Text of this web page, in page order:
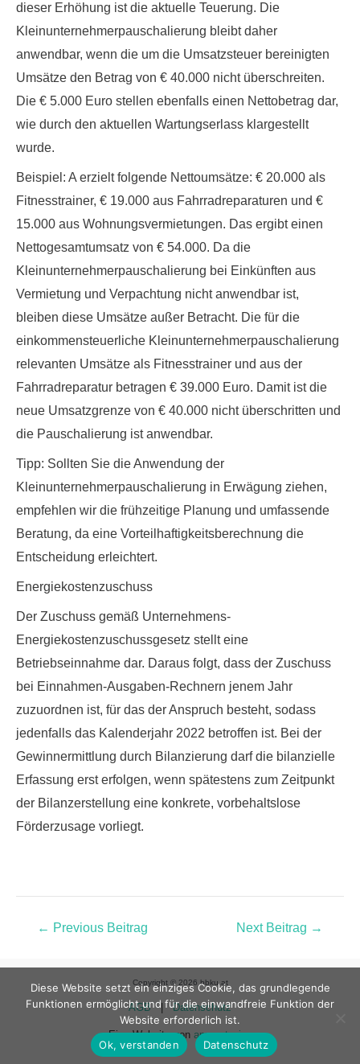
dieser Erhöhung ist die aktuelle Teuerung. Die
Kleinunternehmerpauschalierung bleibt daher
anwendbar, wenn die um die Umsatzsteuer bereinigten
Umsätze den Betrag von € 40.000 nicht überschreiten.
Die € 5.000 Euro stellen ebenfalls einen Nettobetrag dar,
wie durch den aktuellen Wartungserlass klargestellt
wurde.
Beispiel : A erzielt folgende Nettoumsätze: € 20.000 als
Fitnesstrainer, € 19.000 aus Fahrradreparaturen und €
15.000 aus Wohnungsvermietungen. Das ergibt einen
Nettogesamtumsatz von € 54.000. Da die
Kleinunternehmerpauschalierung bei Einkünften aus
Vermietung und Verpachtung nicht anwendbar ist,
bleiben diese Umsätze außer Betracht. Die für die
einkommensteuerliche Kleinunternehmerpauschalierung
relevanten Umsätze als Fitnesstrainer und aus der
Fahrradreparatur betragen € 39.000 Euro. Damit ist die
neue Umsatzgrenze von € 40.000 nicht überschritten und
die Pauschalierung ist anwendbar.
Tipp: Sollten Sie die Anwendung der
Kleinunternehmerpauschalierung in Erwägung ziehen,
empfehlen wir die frühzeitige Planung und umfassende
Beratung, da eine Vorteilhaftigkeitsberechnung die
Entscheidung erleichtert.
Energiekostenzuschuss
Der Zuschuss gemäß Unternehmens-
Energiekostenzuschussgesetz stellt eine
Betriebseinnahme dar. Daraus folgt, dass der Zuschuss
bei Einnahmen-Ausgaben-Rechnern jenem Jahr
zuzuordnen ist, für das der Anspruch besteht, sodass
jedenfalls das Kalenderjahr 2022 betroffen ist. Bei der
Gewinnermittlung durch Bilanzierung darf die bilanzielle
Erfassung erst erfolgen, wenn spätestens zum Zeitpunkt
der Bilanzerstellung eine konkrete, vorbehaltslose
Förderzusage vorliegt.
← Previous Beitrag Next Beitrag →
Copyright © 2026 bbku.at
AGB|Datenschutz
Eine Website von apparat.wien
Diese Website setzt ein einziges Cookie, das grundlegende
Funktionen ermöglicht und für die einwandfreie Funktion der
Website erforderlich ist.
Ok, verstanden
Datenschutz